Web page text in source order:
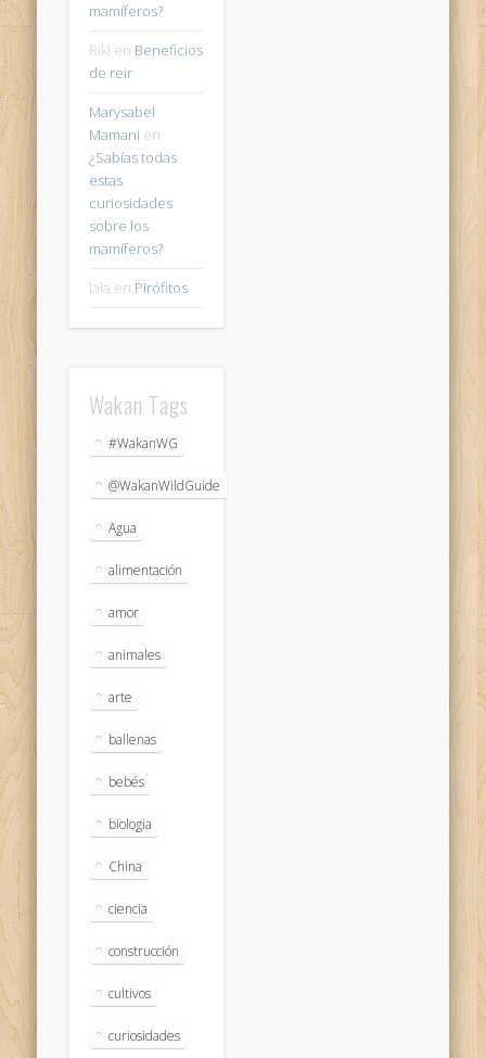
mamíferos?
Riki en Beneficios
de reir
Marysabel
Mamani en
¿Sabías todas
estas
curiosidades
sobre los
mamíferos?
lala en Pirófitos
Wakan Tags
#WakanWG
@WakanWildGuide
Agua
alimentación
amor
animales
arte
ballenas
bebés
biologia
China
ciencia
construcción
cultivos
curiosidades